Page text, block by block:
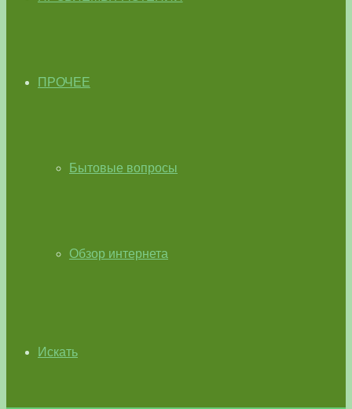
ПРОЧЕЕ
Бытовые вопросы
Обзор интернета
Искать